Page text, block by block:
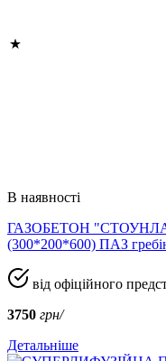
В наявності
ГАЗОБЕТОН
(300*200*600) ПАЗ
від офіційного
3750 грн/
Детальніше